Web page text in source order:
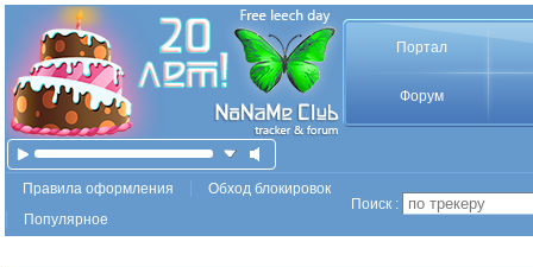
Портал
Форум
Правила оформления
Обход блокировок
Популярное
Поиск :